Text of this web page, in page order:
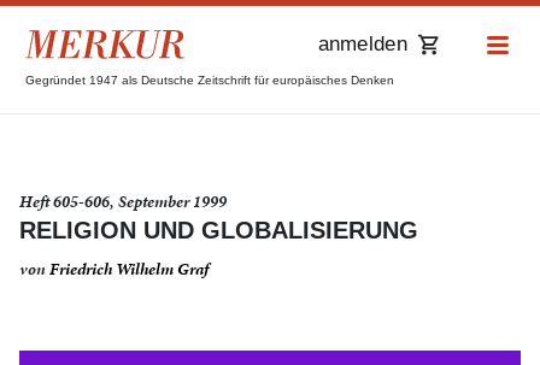
Gegründet 1947 als Deutsche Zeitschrift für europäisches Denken
anmelden
Heft 605-606, September 1999
RELIGION UND GLOBALISIERUNG
vonFriedrich Wilhelm Graf